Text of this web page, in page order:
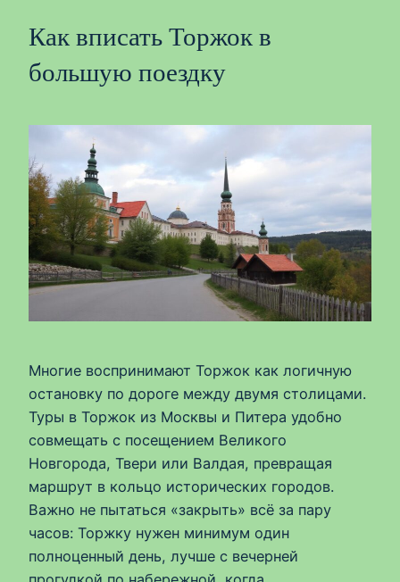
Как вписать Торжок в
большую поездку
Многие воспринимают Торжок как логичную
остановку по дороге между двумя столицами.
Туры в Торжок из Москвы и Питера удобно
совмещать с посещением Великого
Новгорода, Твери или Валдая, превращая
маршрут в кольцо исторических городов.
Важно не пытаться «закрыть» всё за пару
часов: Торжку нужен минимум один
полноценный день, лучше с вечерней